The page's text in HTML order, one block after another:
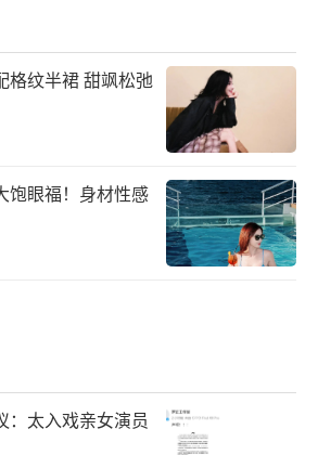
格纹半裙 甜飒松弛
饱眼福！身材性感
：太入戏亲女演员